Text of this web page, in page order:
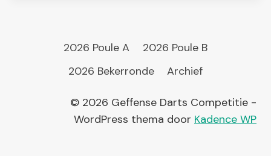
2026 Poule A
2026 Poule B
2026 Bekerronde
Archief
© 2026 Geffense Darts Competitie -
WordPress thema door Kadence WP